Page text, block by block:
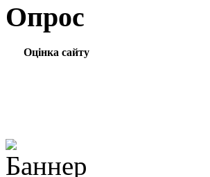
Опрос
Оцінка сайту